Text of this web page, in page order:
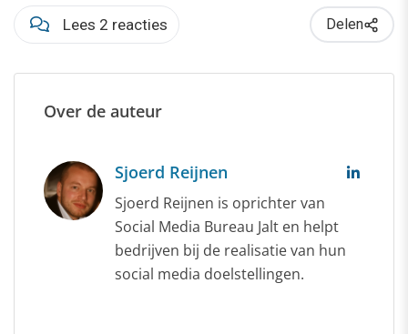
Lees 2 reacties Delen
Over de auteur
Sjoerd Reijnen
Sjoerd Reijnen is oprichter van
Social Media Bureau Jalt en helpt
bedrijven bij de realisatie van hun
social media doelstellingen.